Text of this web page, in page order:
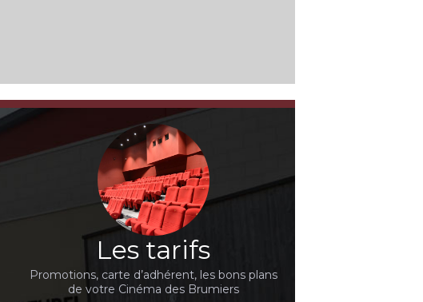
Les tarifs
Promotions, carte d’adhérent, les bons plans
de votre Cinéma des Brumiers